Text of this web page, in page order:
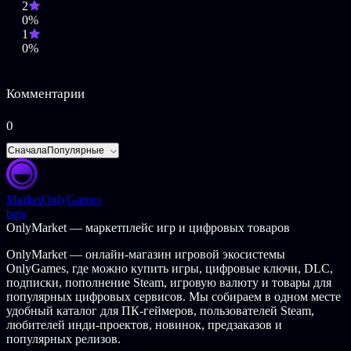
разнообразие квестов не дадут заскучать никому. Некоторые
задания можно выполнять не торопясь, в других придется
немного побегать. Некоторые из них потребуют
использования автомобиля. Мы не хотим раскрывать слишком
СОЗДАНИЕ
полезных вещей буквально из всего, что вы можете найти.
Иногда вы определенно почувствуете себя МакГайвером.
СБОР
Чтобы что-то создать, сначала нужно это разрушить. В
частности, нам нужно приобрести материалы для
строительства и крафта. Для изготовления стола нам
много других ценных вещей, таких как грибы.
ОБУЧЕНИЕ
Forest Ranger Simulator— это игра, однако мы хотели
включить в игру как можно больше ценной информации из
реальной жизни. Благодаря тетради вы узнаете много нового
2
0%
1
0%
Комментарии
0
СначалаПопулярные
MarketOnlyGames
beta
OnlyMarket — маркетплейс игр и цифровых товаров
OnlyMarket — онлайн-магазин игровой экосистемы
OnlyGames, где можно купить игры, цифровые ключи, DLC,
подписки, пополнение Steam, игровую валюту и товары для
популярных цифровых сервисов. Мы собираем в одном месте
удобный каталог для ПК-геймеров, пользователей Steam,
любителей инди-проектов, новинок, предзаказов и
популярных релизов.